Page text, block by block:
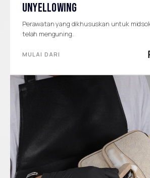
UNYELLOWING
Perawatan yang dikhususkan untuk
telah menguning.
MULAI DARI